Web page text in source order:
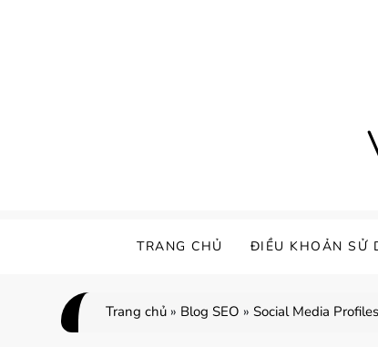
TRANG CHỦ ĐIỀU KHOẢN SỬ
Trang chủ » Blog SEO »Social Media